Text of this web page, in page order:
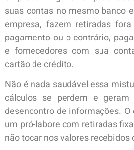
suas contas no mesmo banco
empresa, fazem retiradas
pagamento ou o contrário,
e fornecedores com sua
cartão de crédito.
Não é nada saudável essa
cálculos se perdem e geram
desencontro de informações. O
um pró-labore com retiradas
não tocar nos valores recebidos